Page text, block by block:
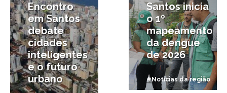
Encontro
em Santos
debate
cidades
inteligentes
e o futuro
urbano
Santos inicia
o 1º
mapeamento
da dengue
de 2026
#Notícias da região